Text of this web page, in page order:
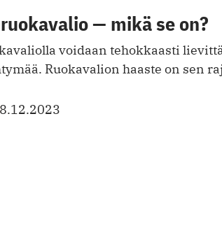
— mikä se on?
voidaan tehokkaasti
Ruokavalion haaste on sen
8.12.2023